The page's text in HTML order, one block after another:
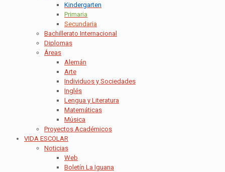
Kindergarten
Primaria
Secundaria
Bachillerato Internacional
Diplomas
Áreas
Alemán
Arte
Individuos y Sociedades
Inglés
Lengua y Literatura
Matemáticas
Música
Proyectos Académicos
VIDA ESCOLAR
Noticias
Web
Boletín La Iguana